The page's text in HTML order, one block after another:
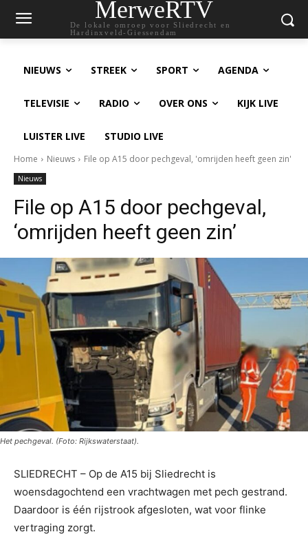
MerweRTV
De lokale omroep voor Sliedrecht en
Hardinxveld-Giessendam
NIEUWS STREEK SPORT AGENDA
TELEVISIE RADIO OVER ONS KIJK LIVE
LUISTER LIVE STUDIO LIVE
Home Nieuws File op A15 door pechgeval, 'omrijden heeft geen zin'
Nieuws
File op A15 door pechgeval,
‘omrijden heeft geen zin’
Het pechgeval. (Foto: Rijkswaterstaat).
SLIEDRECHT – Op de A15 bij Sliedrecht is
woensdagochtend een vrachtwagen met pech gestrand.
Daardoor is één rijstrook afgesloten, wat voor flinke
vertraging zorgt.